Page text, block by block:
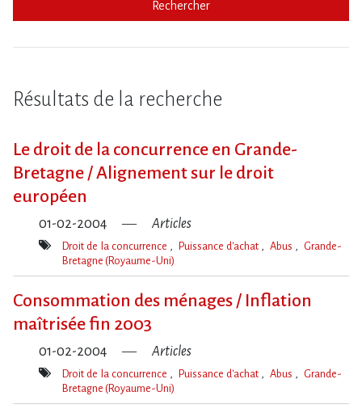
Rechercher
Résultats de la recherche
Le droit de la concurrence en Grande-
Bretagne / Alignement sur le droit
européen
01-02-2004 Articles
Mot(s)-
Droit de la concurrence Puissance d'achat Abus
Grande-
Bretagne (Royaume-Uni)
Consommation des ménages / Inflation
maîtrisée fin 2003
01-02-2004 Articles
Mot(s)-
Droit de la concurrence Puissance d'achat Abus
Grande-
Bretagne (Royaume-Uni)